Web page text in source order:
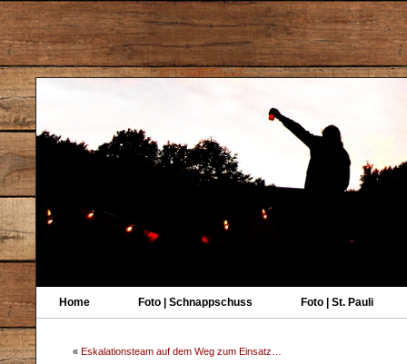
Home Foto | Schnappschuss Foto | St. Pauli
« Eskalationsteam auf dem Weg zum Einsatz…